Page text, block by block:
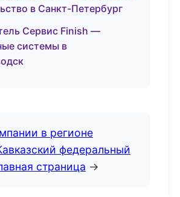
в Санкт-Петербург
Сервис Finish —
системы в
в регионе
федеральный
страница →